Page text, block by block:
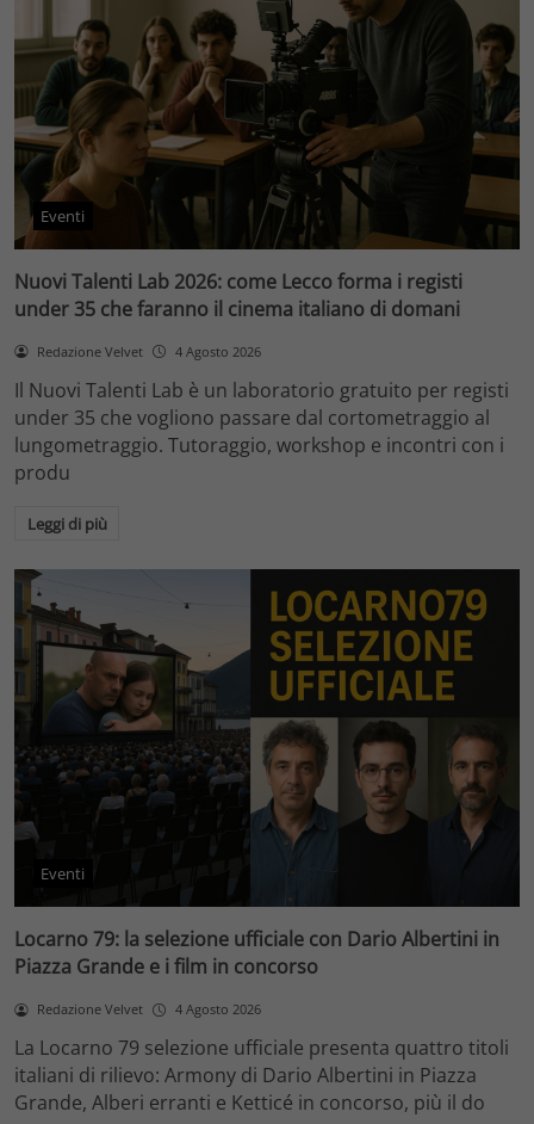
Eventi
Nuovi Talenti Lab 2026: come Lecco forma i registi
under 35 che faranno il cinema italiano di domani
Redazione Velvet 4 Agosto 2026
Il Nuovi Talenti Lab è un laboratorio gratuito per registi
under 35 che vogliono passare dal cortometraggio al
lungometraggio. Tutoraggio, workshop e incontri con i
produ
Leggi di più
Eventi
Locarno 79: la selezione ufficiale con Dario Albertini in
Piazza Grande e i film in concorso
Redazione Velvet 4 Agosto 2026
La Locarno 79 selezione ufficiale presenta quattro titoli
italiani di rilievo: Armony di Dario Albertini in Piazza
Grande, Alberi erranti e Ketticé in concorso, più il do